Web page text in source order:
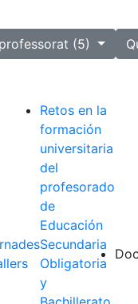
(5)
Retos en la
formación
universitaria
del
profesorado
de
Educación
Secundaria
Obligatoria
y